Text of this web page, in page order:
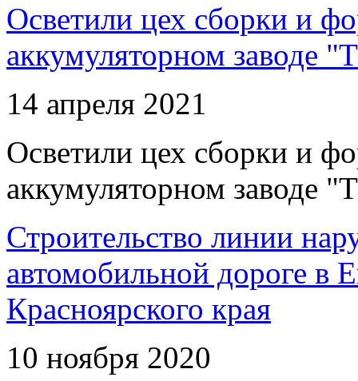
Осветили цех сборки и
аккумуляторном заводе
14 апреля 2021
Осветили цех сборки и
аккумуляторном заводе
Строительство линии
автомобильной дороге в
Красноярского края
10 ноября 2020